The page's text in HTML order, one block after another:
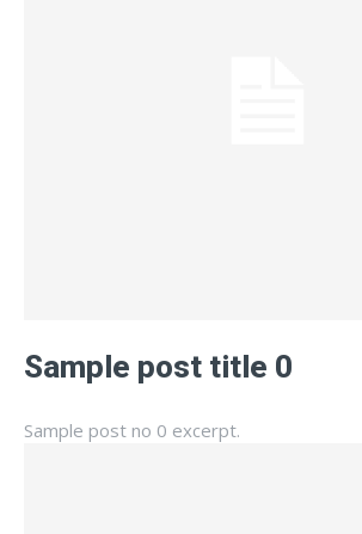
Sample post title 0
Sample post no 0 excerpt.